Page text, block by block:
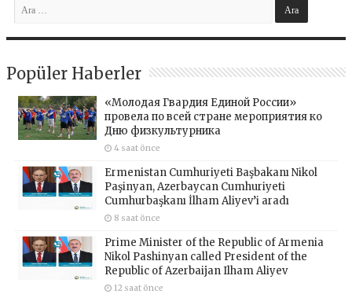
Popüler Haberler
«Молодая Гвардия Единой России»
провела по всей стране мероприятия ко
Дню физкультурника
4 saat önce
Ermenistan Cumhuriyeti Başbakanı Nikol
Paşinyan, Azerbaycan Cumhuriyeti
Cumhurbaşkanı İlham Aliyev’i aradı
8 saat önce
Prime Minister of the Republic of Armenia
Nikol Pashinyan called President of the
Republic of Azerbaijan Ilham Aliyev
12 saat önce